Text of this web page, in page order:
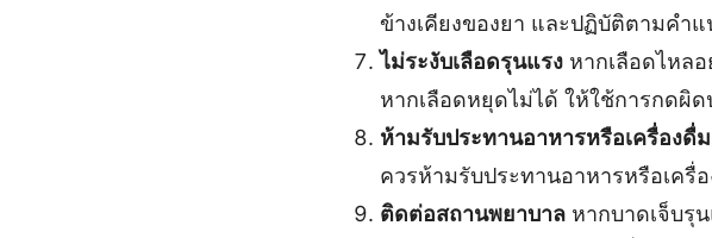
ข้างเคียงของยา และปฏิบัติตามคำ
ไม่ระงับเลือดรุนแรงหากเลือดไหล
หากเลือดหยุดไม่ได้ ให้ใช้การกดผิ
ห้ามรับประทานอาหารหรือเครื่องดื่ม
ควรห้ามรับประทานอาหารหรือเครื่
ติดต่อสถานพยาบาลหากบาดเจ็บรุ